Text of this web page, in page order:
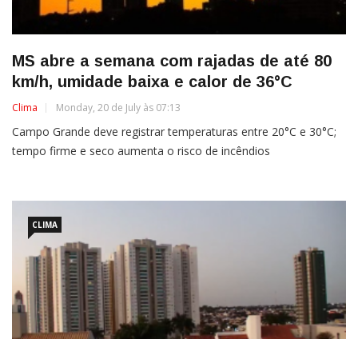
MS abre a semana com rajadas de até 80
km/h, umidade baixa e calor de 36°C
Clima Monday, 20 de July às 07:13
Campo Grande deve registrar temperaturas entre 20°C e 30°C;
tempo firme e seco aumenta o risco de incêndios
CLIMA